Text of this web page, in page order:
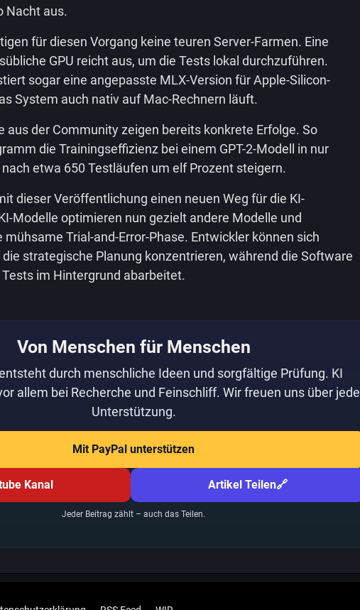
Nacht aus.
für diesen Vorgang keine teuren Server-Farmen. Eine
GPU reicht aus, um die Tests lokal durchzuführen.
sogar eine angepasste MLX-Version für Apple-Silicon-
System auch nativ auf Mac-Rechnern läuft.
aus der Community zeigen bereits konkrete Erfolge. So
die Trainingseffizienz bei einem GPT-2-Modell in nur
etwa 650 Testläufen um elf Prozent steigern.
dieser Veröffentlichung einen neuen Weg für die KI-
Modelle optimieren nun gezielt andere Modelle und
mühsame Trial-and-Error-Phase. Entwickler können sich
strategische Planung konzentrieren, während die Software
im Hintergrund abarbeitet.
Von Menschen für Menschen
durch menschliche Ideen und sorgfältige Prüfung. KI
allem bei Recherche und Feinschliff. Wir freuen uns über jede
Unterstützung.
Mit PayPal unterstützen
Kanal Artikel Teilen🔗
Jeder Beitrag zählt – auch das Teilen.